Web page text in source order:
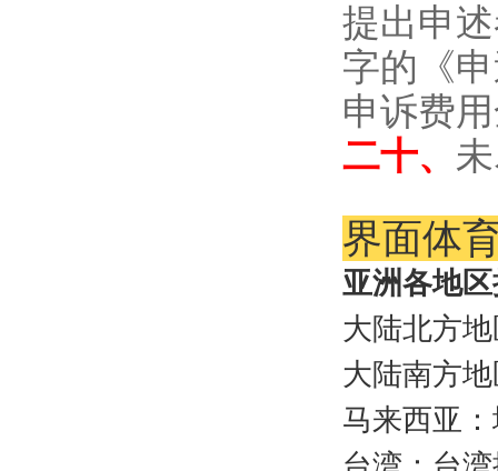
提出申
字的《
申诉费
二十、
界面体
亚洲各地
大陆北方
大陆南方
马来西亚